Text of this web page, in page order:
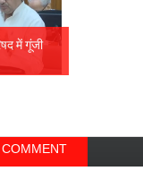
में गूंजी